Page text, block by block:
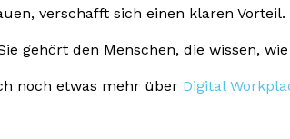
verschafft sich einen klaren Vorteil.
gehört den Menschen, die wissen,
noch etwas mehr über Digital